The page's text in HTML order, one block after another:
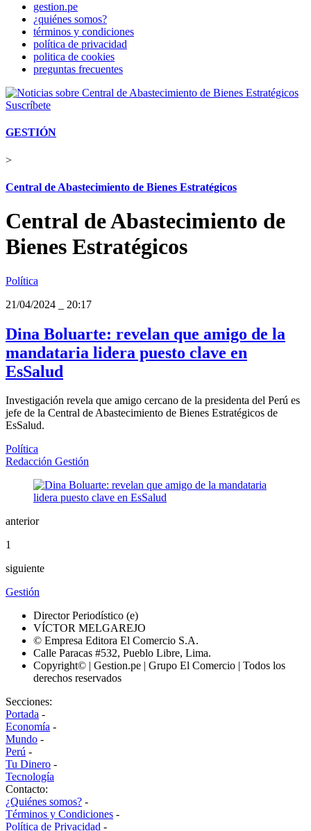
gestion.pe
¿quiénes somos?
términos y condiciones
política de privacidad
politica de cookies
preguntas frecuentes
Suscríbete
GESTIÓN
>
Central de Abastecimiento de Bienes Estratégicos
Central de Abastecimiento de
Bienes Estratégicos
Política
21/04/2024
20:17
Dina Boluarte: revelan que amigo de la
mandataria lidera puesto clave en
EsSalud
Investigación revela que amigo cercano de la presidenta del Perú es
jefe de la Central de Abastecimiento de Bienes Estratégicos de
EsSalud.
Política
Redacción Gestión
anterior
1
siguiente
Gestión
Director Periodístico (e)
VÍCTOR MELGAREJO
© Empresa Editora El Comercio S.A.
Calle Paracas #532, Pueblo Libre, Lima.
Copyright© | Gestion.pe | Grupo El Comercio | Todos los
derechos reservados
Secciones:
Portada -
Economía -
Mundo -
Perú -
Tu Dinero -
Tecnología
Contacto:
¿Quiénes somos? -
Términos y Condiciones -
Política de Privacidad -